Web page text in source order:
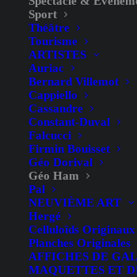
Sport
Théâtre
Tourisme
ARTISTES
Auriac
Bernard Villemot
Cappiello
Cassandre
Constant-Duval
Falcucci
Firmin Bouisset
Géo Dorival
Géo Ham
Pal
NEUVIÈME ART
Hergé
Celluloïds Originaux
Planches Originales
AFFICHES DE
MAQUETTES ET
Grand
Monaco –